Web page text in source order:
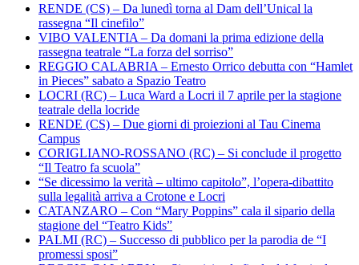
RENDE (CS) – Da lunedì torna al Dam dell’Unical la
rassegna “Il cinefilo”
VIBO VALENTIA – Da domani la prima edizione della
rassegna teatrale “La forza del sorriso”
REGGIO CALABRIA – Ernesto Orrico debutta con “Hamlet
in Pieces” sabato a Spazio Teatro
LOCRI (RC) – Luca Ward a Locri il 7 aprile per la stagione
teatrale della locride
RENDE (CS) – Due giorni di proiezioni al Tau Cinema
Campus
CORIGLIANO-ROSSANO (RC) – Si conclude il progetto
“Il Teatro fa scuola”
“Se dicessimo la verità – ultimo capitolo”, l’opera-dibattito
sulla legalità arriva a Crotone e Locri
CATANZARO – Con “Mary Poppins” cala il sipario della
stagione del “Teatro Kids”
PALMI (RC) – Successo di pubblico per la parodia de “I
promessi sposi”